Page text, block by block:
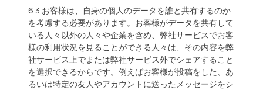
6.3.お客様は、自身の個人のデータを誰と共有するのか
を考慮する必要があります。お客様がデータを共有して
いる人々以外の人々や企業を含め、弊社サービスでお客
様の利用状況を見ることができる人々は、その内容を弊
社サービス上でまたは弊社サービス外でシェアすること
を選択できるからです。例えばお客様が投稿をした、あ
るいは特定の友人やアカウントに送ったメッセージをシ